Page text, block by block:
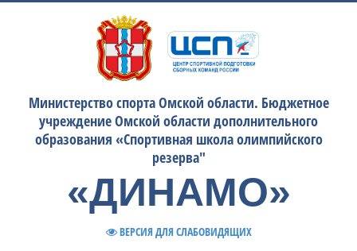
Министерство спорта Омской области. Бюджетное
учреждение Омской области дополнительного
образования «Спортивная школа олимпийского
резерва"
«ДИНАМО»
ВЕРСИЯ ДЛЯ СЛАБОВИДЯЩИХ